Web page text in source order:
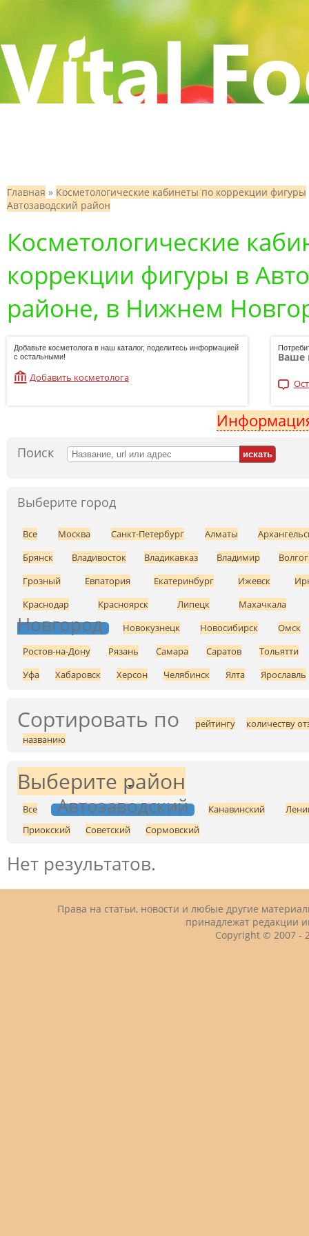
Главная » Косметологические кабинеты по коррекции фигуры
Автозаводский район
Косметологические
коррекции фигуры в
районе, в Нижнем
Добавьте косметолога в наш каталог, поделитесь информацией
с остальными!
Добавить косметолога
Ваше
Поиск
Выберите город
Все Москва Санкт-Петербург Алматы
Брянск
Владивосток Владикавказ Владимир
Грозный
Евпатория Екатеринбург Ижевск
Краснодар
Красноярск Липецк Махачкала
Новгород Новокузнецк Новосибирск
Омск
Ростов-на-Дону
Рязань Самара Саратов
Тольятти
Уфа
Хабаровск Херсон Челябинск Ялта Ярославль
Сортировать по рейтингу
количеству
названию
Выберите район
Все Автозаводский Канавинский
Приокский
Советский Сормовский
Нет результатов.
Права на статьи, новости и любые другие
принадлежат редакции
Copyright © 2007 -